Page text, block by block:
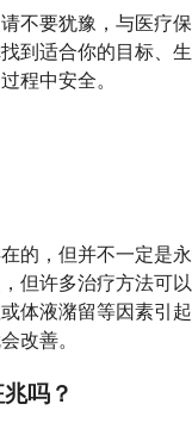
不要犹豫，与医疗保
到适合你的目标、生
程中安全。
的，但并不一定是永
但许多治疗方法可以
体液潴留等因素引起
改善。
吗？